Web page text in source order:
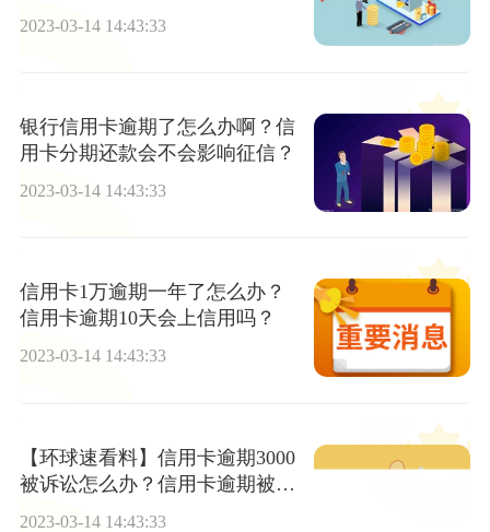
2023-03-14 14:43:33
银行信用卡逾期了怎么办啊？信
用卡分期还款会不会影响征信？
2023-03-14 14:43:33
信用卡1万逾期一年了怎么办？
信用卡逾期10天会上信用吗？
2023-03-14 14:43:33
【环球速看料】信用卡逾期3000
被诉讼怎么办？信用卡逾期被起
2023-03-14 14:43:33